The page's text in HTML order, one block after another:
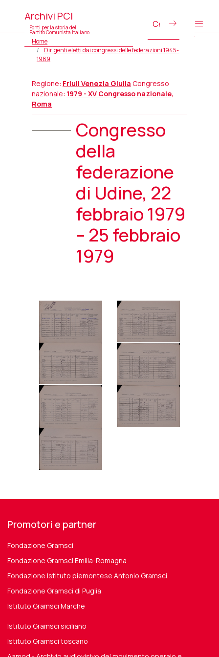
Archivi PCI
Fonti per la storia del
Partito Comunista Italiano
Home
Dirigenti eletti dai congressi delle federazioni 1945-
1989
Regione: Friuli Venezia Giulia Congresso
nazionale: 1979 - XV Congresso nazionale,
Roma
Congresso
della
federazione
di Udine, 22
febbraio 1979
– 25 febbraio
1979
Promotori e partner
Fondazione Gramsci
Fondazione Gramsci Emilia-Romagna
Fondazione Istituto piemontese Antonio Gramsci
Fondazione Gramsci di Puglia
Istituto Gramsci Marche
Istituto Gramsci siciliano
Istituto Gramsci toscano